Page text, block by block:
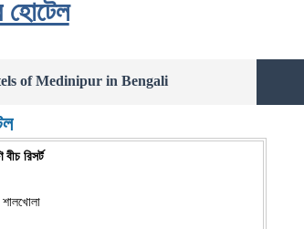
হোটেল
of Medinipur in Bengali
বীচ রিসর্ট
শালখোলা